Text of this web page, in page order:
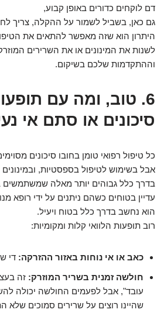
דם לוקחים כדורים באופן קבוע,
גם כאן, בשביל לשמור על ההקלה, צריך
היתרון הוא שזה מאפשר להתאים את
לשנות את המינונים או את השרירים
וההתקדמות שלכם בשיקום.
6. טוב, ומה עם
סיכונים או סתם אי
כל טיפול רפואי טומן בחובו סיכונים
אבל בשימוש לטיפול בספסטיות,
בדרך כלל גבוהים יותר מאלה
עדיין בטוחים כשהם ניתנים על ידי רופא
הוא נחשב בדרך כלל בטוח ויעיל.
רוב תופעות הלוואי קלות ומקומיות:
כאב או אי נוחות באזור ההזרקה: די
חולשה זמנית בשריר המוזרק: זה
עובד", אבל לפעמים החולשה יכולה
שהיינו רוצים על שרירים סמוכים שלא